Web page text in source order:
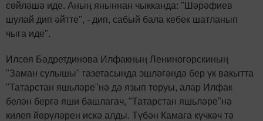
сөйләшә иде. Аның яныннан чыкканда: "Шәрәфиев
шулай дип әйтте", - дип, сабый бала кебек шатланып
чыга иде".
Илсөя Бәдретдинова Илфакның Лениногорскиның
"Заман сулышы" газетасында эшләгәндә бер үк вакытта
"Татарстан яшьләре"нә дә язып торуы, алар Илфак
белән бергә яши башлагач, "Татарстан яшьләре"нә
килеп йөрүләрен искә алды. Түбән Камага күчкәч тә